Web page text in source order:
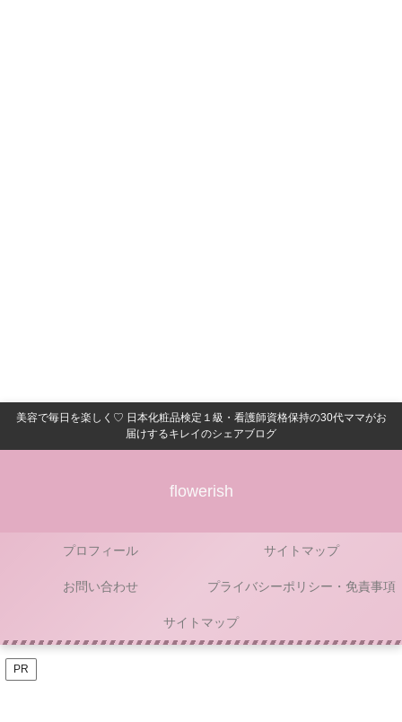
美容で毎日を楽しく♡ 日本化粧品検定１級・看護師資格保持の30代ママがお
届けするキレイのシェアブログ
flowerish
プロフィール サイトマップ
お問い合わせ プライバシーポリシー・免責事項
サイトマップ
PR